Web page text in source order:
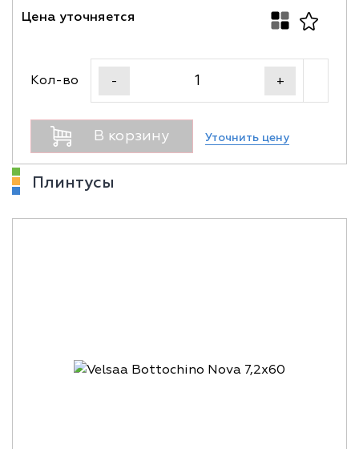
Цена уточняется
Кол-во - +
В корзину Уточнить цену
Плинтусы